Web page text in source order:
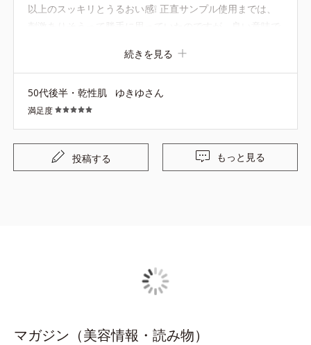
以上のスッキリとうるおい感❕️ 正直サンプル使用までは、
刺激ありそうって勝手に思っていたのですが、良い意味で
も心地よい泡）になります。 くすみ・角質ケアには、しば
らくアクアピーリングジェルを使用、現在はリフレッシン
グスキントナー・クラリファイングジュレウォッシュを使
用中です❣️ そして新たに、毛穴ケアの代表格となってくれ
ると期待できるブラックパウダーウォッシュを持てて、満
足いっぱいです。週に2回ほどこちらを使ってスペシャル
ケアしようと思います♥
続きを見る
50代後半・乾性肌 ゆきゆさん
満足度
投稿する もっと見る
マガジン（美容情報・読み物）